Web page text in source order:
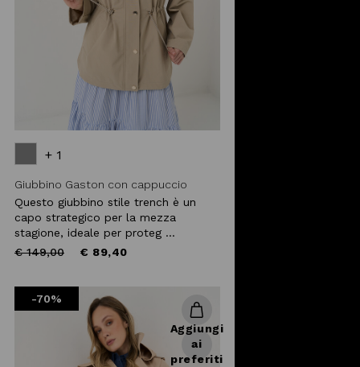
+ 1
Giubbino Gaston con cappuccio
Questo giubbino stile trench è un
capo strategico per la mezza
stagione, ideale per proteg ...
Price
€ 149,00to € 89,40
-70%
Aggiungi
ai
preferiti